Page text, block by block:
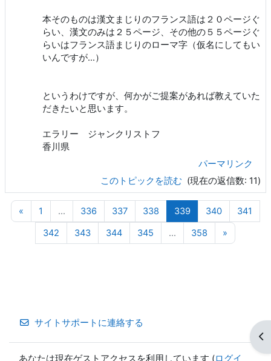
ブ
本そのものは漢文まじりのフランス語は２０ページぐ
らい、漢文のみは２５ページ、その他の５５ページぐ
らいはフランス語まじりのローマ字（仮名にしてもい
いんですが…）
というわけですが、何かがご提案があれば教えていた
だきたいと思います。
エラリー ジャンクリストフ
香川県
パーマリンク
このトピックを読む (現在の返信数: 11)
« 前のページ
1 ページ 1
… 336ページ 336
337ページ 337
338 ページ 338
339ページ 339
340ページ 340
341
342 ページ 342
343ページ 343
344ページ 344
345 ページ 345
… 358 ページ 358
»
サイトサポートに連絡する
あなたは現在ゲストアクセスを利用しています (ログイ